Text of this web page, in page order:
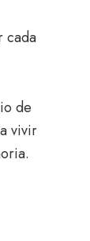
cada
de
vivir